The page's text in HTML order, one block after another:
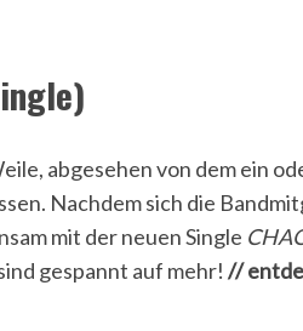
abgesehen von dem ein
Nachdem sich die
mit der neuen Single
gespannt auf mehr! //